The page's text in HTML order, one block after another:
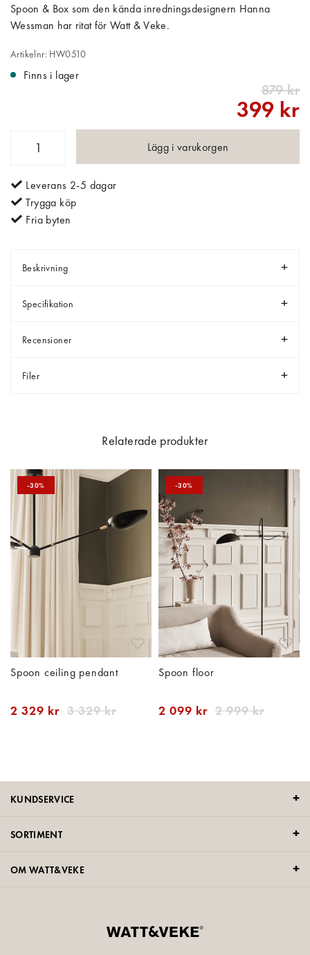
Spoon & Box som den kända inredningsdesignern Hanna
Wessman har ritat för Watt & Veke.
Artikelnr: HW0510
Finns i lager
879 kr
399 kr
Lägg i varukorgen
Leverans 2-5 dagar
Trygga köp
Fria byten
Beskrivning
Specifikation
Recensioner
Filer
Relaterade produkter
-30%
Spoon ceiling pendant
2 329 kr 3 329 kr
-30%
Spoon floor
2 099 kr 2 999 kr
KUNDSERVICE
SORTIMENT
OM WATT&VEKE